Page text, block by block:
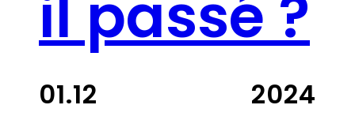
il passé ?
01.12 2024